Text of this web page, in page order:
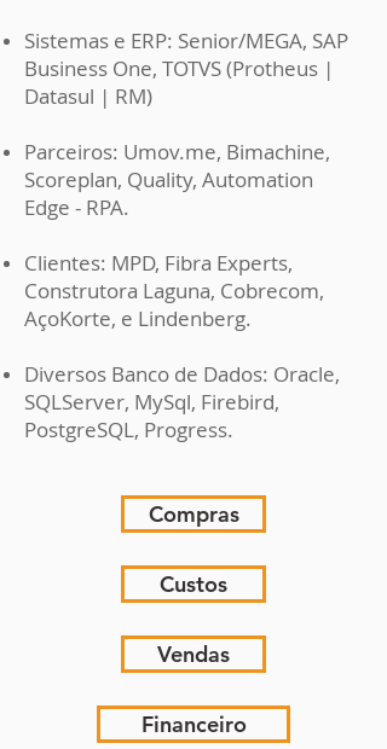
Sistemas e ERP: Senior/MEGA, SAP
Business One, TOTVS (Protheus |
Datasul | RM)
Parceiros: Umov.me, Bimachine,
Scoreplan, Quality, Automation
Edge - RPA.
Clientes: MPD, Fibra Experts,
Construtora Laguna, Cobrecom,
AçoKorte, e Lindenberg.
Diversos Banco de Dados: Oracle,
SQLServer, MySql, Firebird,
PostgreSQL, Progress.
Compras
Custos
Vendas
Financeiro